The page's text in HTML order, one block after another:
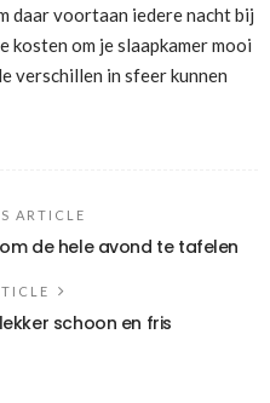
daar voortaan iedere nacht bij
om je slaapkamer mooi
verschillen in sfeer kunnen
ARTICLE
de hele avond te tafelen
schoon en fris